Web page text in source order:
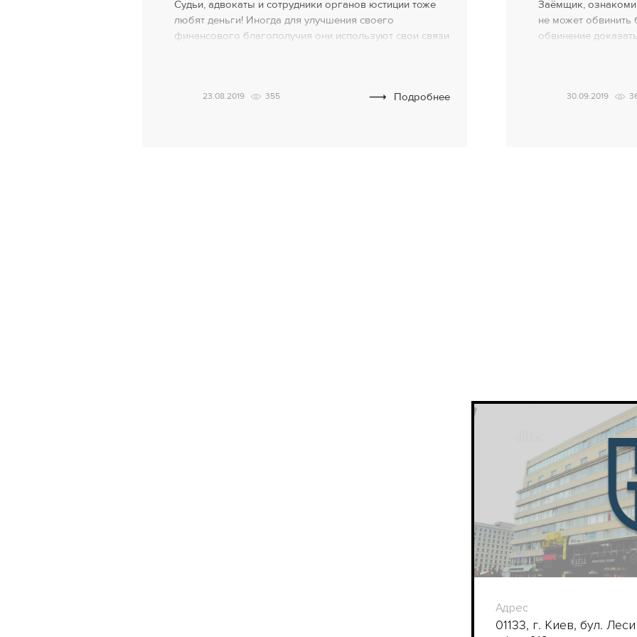
Судьи, адвокаты и сотрудники органов юстиции тоже
любят деньги! Иногда для улучшения своего
финансового благополучия они используют свои связи
реализуемую «рейдерами в судебных мантиях» с
23.08.2019 355 Подробнее
Заёмщик,
не может
обвинение
заключения
30.09.2019
Адрес
01133, г. Киев, бул.